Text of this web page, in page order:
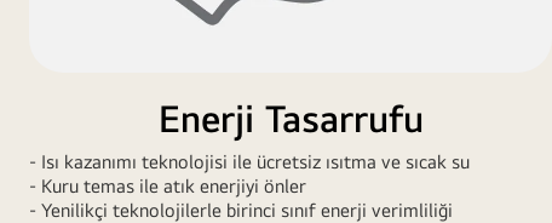
Enerji Tasarrufu
- Isı kazanımı teknolojisi ile ücretsiz ısıtma ve sıcak su
- Kuru temas ile atık enerjiyi önler
- Yenilikçi teknolojilerle birinci sınıf enerji verimliliği